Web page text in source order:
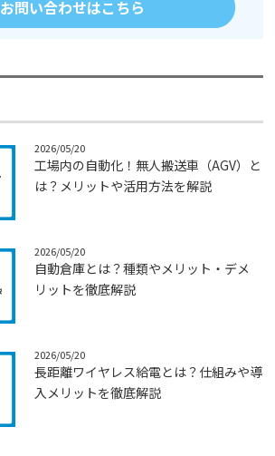
お問い合わせはこちら
2026/05/20
工場内の自動化！無人搬送車（AGV）と
は？メリットや活用方法を解説
2026/05/20
自動倉庫とは？種類やメリット・デメ
リットを徹底解説
2026/05/20
長距離ワイヤレス給電とは？仕組みや導
入メリットを徹底解説